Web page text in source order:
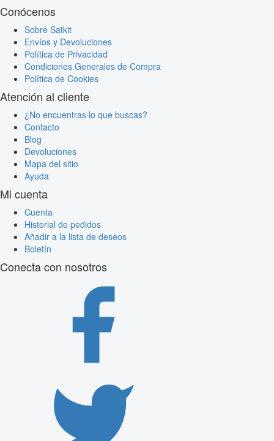
Conócenos
Sobre Satkit
Envíos y Devoluciones
Política de Privacidad
Condiciones Generales de Compra
Política de Cookies
Atención al cliente
¿No encuentras lo que buscas?
Contacto
Blog
Devoluciones
Mapa del sitio
Ayuda
Mi cuenta
Cuenta
Historial de pedidos
Añadir a la lista de deseos
Boletín
Conecta con nosotros